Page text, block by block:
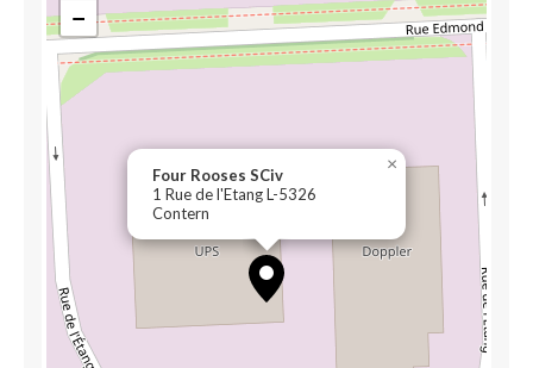
Four Rooses SCiv
1 Rue de l'Etang L-5326
Contern
×
−